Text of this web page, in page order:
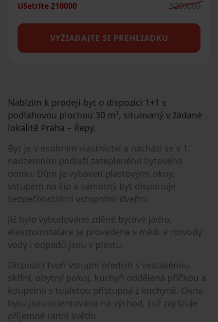
Ušetríte 210000 5200000
VYŽIADAJTE SI PREHLIADKU
Nabízím k prodeji byt o dispozici 1+1 s
podlahovou plochou 30 m², situovaný v žádané
lokalitě Praha – Řepy.
Byt je v osobním vlastnictví a nachází se v 1.
nadzemním podlaží zatepleného bytového
domu. Dům je vybaven plastovými okny,
vstupem na čip a samotný byt disponuje
bezpečnostními vstupními dveřmi.
Již bylo vybudováno zděné bytové jádro,
elektroinstalace je provedena v mědi a rozvody
vody i odpadů jsou v plastu.
Dispozici tvoří vstupní předsíň s vestavěnou
skříní, obytný pokoj, kuchyň oddělená příčkou a
koupelna s toaletou přístupná z kuchyně. Okna
bytu jsou orientována na východ, což zajišťuje
příjemné ranní světlo.